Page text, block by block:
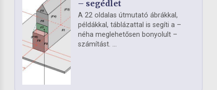
– segédlet
A 22 oldalas útmutató ábrákkal,
példákkal, táblázattal is segíti a –
néha meglehetősen bonyolult –
számítást. ...